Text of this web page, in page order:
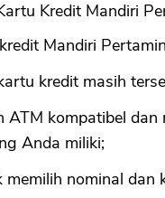
Kredit Mandiri
Mandiri
kredit masih
ATM kompatibel
Anda miliki;
nominal dan